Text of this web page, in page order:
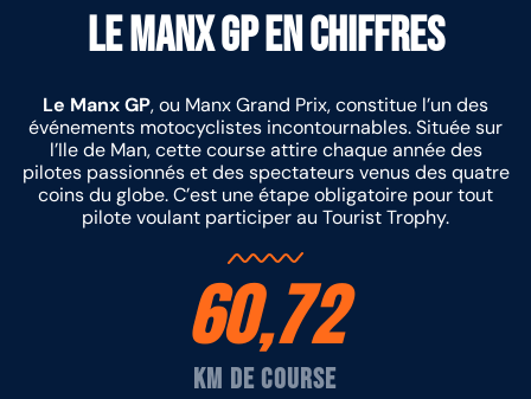
Le Manx GP en chiffres
Le Manx GP, ou Manx Grand Prix, constitue l’un des
événements motocyclistes incontournables. Située sur
l’Ile de Man, cette course attire chaque année des
pilotes passionnés et des spectateurs venus des quatre
coins du globe. C’est une étape obligatoire pour tout
pilote voulant participer au Tourist Trophy.
60,72
km de course